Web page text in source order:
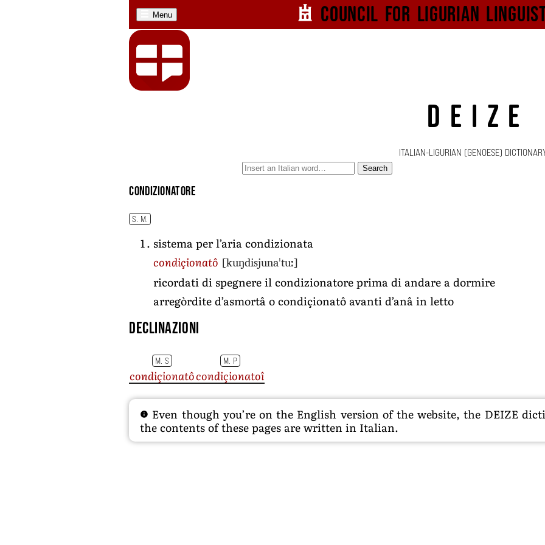
Menu Council for Ligurian
DEIZE
ITALIAN-LIGURIAN (GENOESE)
Search
condizionatore
S. M.
sistema per l’aria condizionata
condiçionatô [kuŋdisjunaˈtuː]
ricordati di spegnere il condizionatore prima di andare a dormire
arregòrdite d’asmortâ o condiçionatô avanti d’anâ in letto
Declinazioni
M. S M. P
condiçionatôcondiçionatoî
Even though you’re on the English version of the website, the DEIZE
the contents of these pages are written in Italian.